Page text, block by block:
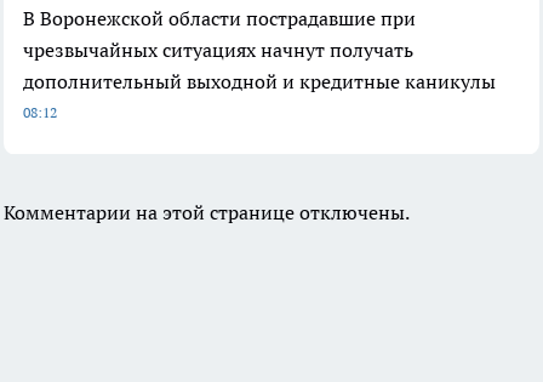
В Воронежской области пострадавшие при
чрезвычайных ситуациях начнут получать
дополнительный выходной и кредитные каникулы
08:12
Комментарии на этой странице отключены.